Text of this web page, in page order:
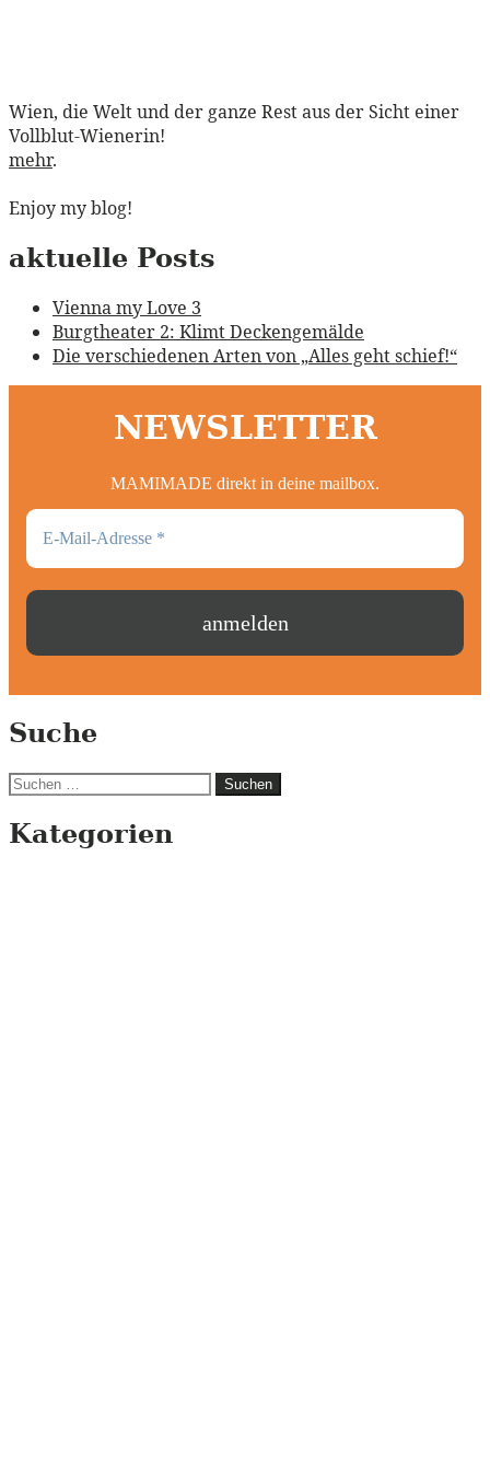
Wien, die Welt und der ganze Rest aus der Sicht einer
Vollblut-Wienerin!
mehr.
Enjoy my blog!
aktuelle Posts
Vienna my Love 3
Burgtheater 2: Klimt Deckengemälde
Die verschiedenen Arten von „Alles geht schief!“
NEWSLETTER
MAMIMADE direkt in deine mailbox.
Suche
Suchen
Kategorien